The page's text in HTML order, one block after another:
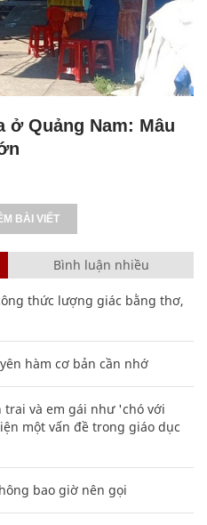
ở Quảng Nam: Mâu
BÀI VIẾT
Bình luận nhiều
thức lượng giác bằng thơ,
hàm cơ bản cần nhớ
trai và em gái như 'chó với
một vấn đề trong giáo dục
bao giờ nên gọi